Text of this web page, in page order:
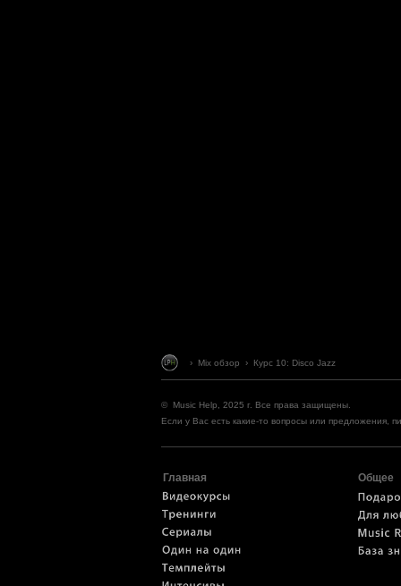
› Mix обзор › Курс 10: Disco Jazz
Главная
© Music Help, 2025 г. Все права защищены.
Если у Вас есть какие-то вопросы или предложения,
Общее